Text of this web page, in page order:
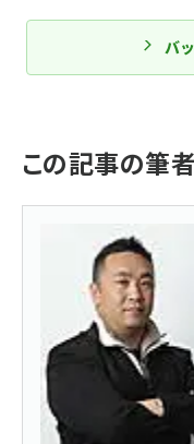
バ
この記事の筆者